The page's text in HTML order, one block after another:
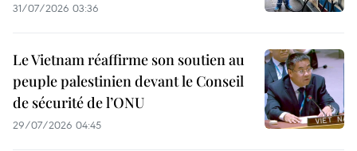
31/07/2026 03:36
Le Vietnam réaffirme son soutien au
peuple palestinien devant le Conseil
de sécurité de l’ONU
29/07/2026 04:45